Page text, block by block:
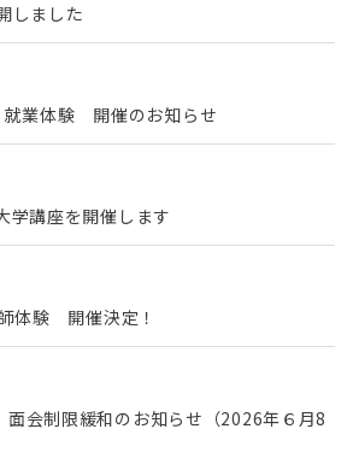
しました
就業体験 開催のお知らせ
学講座を開催します
体験 開催決定！
面会制限緩和のお知らせ（2026年６月8